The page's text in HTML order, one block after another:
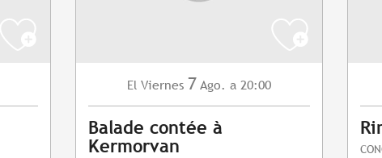
El Viernes 7 Ago. a 20:00
Balade contée à
Kermorvan